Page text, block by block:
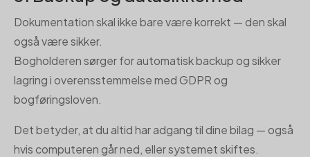
Dokumentation skal ikke bare være korrekt — den skal
også være sikker.
Bogholderen sørger for automatisk backup og sikker
lagring i overensstemmelse med GDPR og
bogføringsloven.
Det betyder, at du altid har adgang til dine bilag — også
hvis computeren går ned, eller systemet skiftes.